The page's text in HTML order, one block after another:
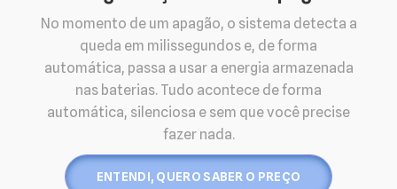
No momento de um apagão, o sistema detecta a
queda em milissegundos e, de forma
automática, passa a usar a energia armazenada
nas baterias. Tudo acontece de forma
automática, silenciosa e sem que você precise
fazer nada.
ENTENDI, QUERO SABER O PREÇO